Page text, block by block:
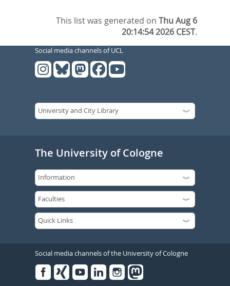
This list was generated onThu Aug 6
20:14:54 2026 CEST.
Social media channels of UCL
The University of Cologne
Social media channels of the University of Cologne